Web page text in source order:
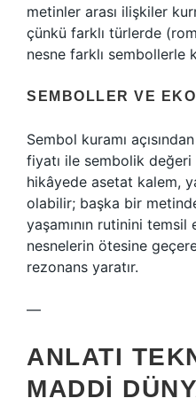
metinler arası ilişkiler
çünkü farklı türlerde
nesne farklı sembollerle
SEMBOLLER VE
Sembol kuramı
fiyatı ile sembolik
hikâyede asetat kalem,
olabilir; başka bir
yaşamının rutinini temsil
nesnelerin ötesine
rezonans yaratır.
—
ANLATI
MADDI